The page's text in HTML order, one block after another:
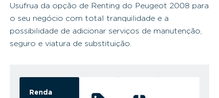
Usufrua da opção de Renting do Peugeot 2008 para
o seu negócio com total tranquilidade e a
possibilidade de adicionar serviços de manutenção,
seguro e viatura de substituição.
Renda